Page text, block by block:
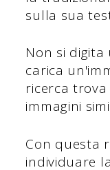
sulla sua
Non si digita
carica
ricerca
immagini
Con questa
individuare